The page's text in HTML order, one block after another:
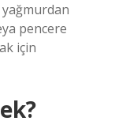
pencere
için